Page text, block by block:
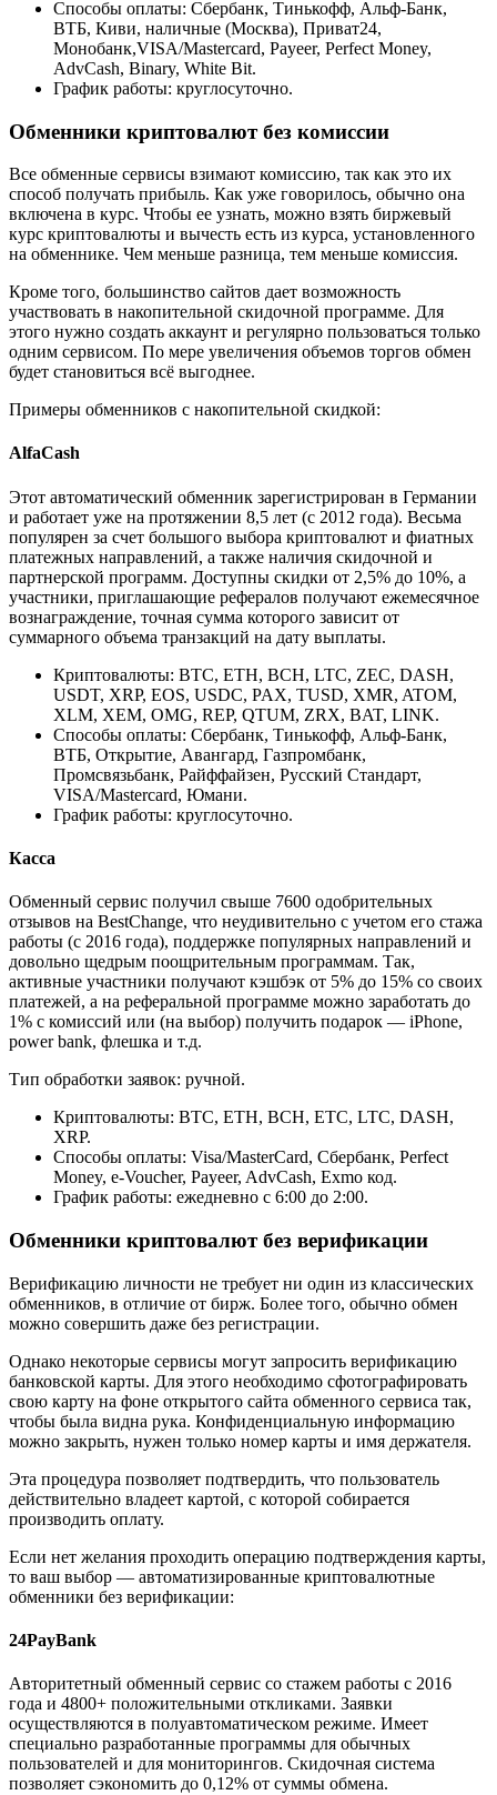
Способы оплаты: Сбербанк, Тинькофф, Альф-Банк,
ВТБ, Киви, наличные (Москва), Приват24,
Монобанк,VISA/Mastercard, Payeer, Perfect Money,
AdvCash, Binary, White Bit.
График работы: круглосуточно.
Обменники криптовалют без комиссии
Все обменные сервисы взимают комиссию, так как это их
способ получать прибыль. Как уже говорилось, обычно она
включена в курс. Чтобы ее узнать, можно взять биржевый
курс криптовалюты и вычесть есть из курса, установленного
на обменнике. Чем меньше разница, тем меньше комиссия.
Кроме того, большинство сайтов дает возможность
участвовать в накопительной скидочной программе. Для
этого нужно создать аккаунт и регулярно пользоваться только
одним сервисом. По мере увеличения объемов торгов обмен
будет становиться всё выгоднее.
Примеры обменников с накопительной скидкой:
AlfaCash
Этот автоматический обменник зарегистрирован в Германии
и работает уже на протяжении 8,5 лет (с 2012 года). Весьма
популярен за счет большого выбора криптовалют и фиатных
платежных направлений, а также наличия скидочной и
партнерской программ. Доступны скидки от 2,5% до 10%, а
участники, приглашающие рефералов получают ежемесячное
вознаграждение, точная сумма которого зависит от
суммарного объема транзакций на дату выплаты.
Криптовалюты: BTC, ETH, BCH, LTC, ZEC, DASH,
USDT, XRP, EOS, USDC, PAX, TUSD, XMR, ATOM,
XLM, XEM, OMG, REP, QTUM, ZRX, BAT, LINK.
Способы оплаты: Сбербанк, Тинькофф, Альф-Банк,
ВТБ, Открытие, Авангард, Газпромбанк,
Промсвязьбанк, Райффайзен, Русский Стандарт,
VISA/Mastercard, Юмани.
График работы: круглосуточно.
Касса
Обменный сервис получил свыше 7600 одобрительных
отзывов на BestChange, что неудивительно с учетом его стажа
работы (с 2016 года), поддержке популярных направлений и
довольно щедрым поощрительным программам. Так,
активные участники получают кэшбэк от 5% до 15% со своих
платежей, а на реферальной программе можно заработать до
1% с комиссий или (на выбор) получить подарок — iPhone,
power bank, флешка и т.д.
Тип обработки заявок: ручной.
Криптовалюты: BTC, ETH, BCH, ETC, LTC, DASH,
XRP.
Способы оплаты: Visa/MasterCard, Сбербанк, Perfect
Money, e-Voucher, Payeer, AdvCash, Exmo код.
График работы: ежедневно с 6:00 до 2:00.
Обменники криптовалют без верификации
Верификацию личности не требует ни один из классических
обменников, в отличие от бирж. Более того, обычно обмен
можно совершить даже без регистрации.
Однако некоторые сервисы могут запросить верификацию
банковской карты. Для этого необходимо сфотографировать
свою карту на фоне открытого сайта обменного сервиса так,
чтобы была видна рука. Конфиденциальную информацию
можно закрыть, нужен только номер карты и имя держателя.
Эта процедура позволяет подтвердить, что пользователь
действительно владеет картой, с которой собирается
производить оплату.
Если нет желания проходить операцию подтверждения карты,
то ваш выбор — автоматизированные криптовалютные
обменники без верификации:
24PayBank
Авторитетный обменный сервис со стажем работы с 2016
года и 4800+ положительными откликами. Заявки
осуществляются в полуавтоматическом режиме. Имеет
специально разработанные программы для обычных
пользователей и для мониторингов. Скидочная система
позволяет сэкономить до 0,12% от суммы обмена.